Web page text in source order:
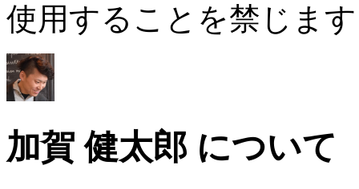
使用することを禁じま
加賀 健太郎 について